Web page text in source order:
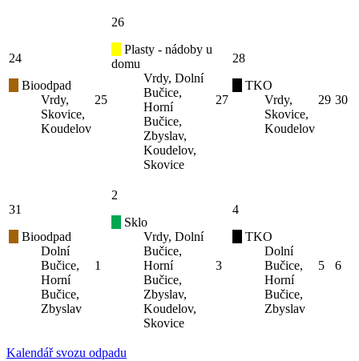
24
Bioodpad
Vrdy,
Skovice,
Koudelov
25
26
Plasty - nádoby u
domu
Vrdy, Dolní
Bučice,
Horní
Bučice,
Zbyslav,
Koudelov,
Skovice
27
28
TKO
Vrdy,
Skovice,
Koudelov
29 30
31
Bioodpad
Dolní
Bučice,
Horní
Bučice,
Zbyslav
1
2
Sklo
Vrdy, Dolní
Bučice,
Horní
Bučice,
Zbyslav,
Koudelov,
Skovice
3
4
TKO
Dolní
Bučice,
Horní
Bučice,
Zbyslav
5 6
Kalendář svozu odpadu